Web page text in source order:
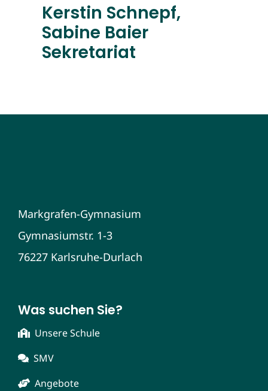
Kerstin Schnepf,
Sabine Baier
Sekretariat
Markgrafen-Gymnasium
Gymnasiumstr. 1-3
76227 Karlsruhe-Durlach
Was suchen Sie?
Unsere Schule
SMV
Angebote